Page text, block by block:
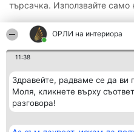
ОРЛИ на интериора
11:38
Здравейте, радваме се да ви
Моля, кликнете върху
разговора!
търсачка. Използвайте само